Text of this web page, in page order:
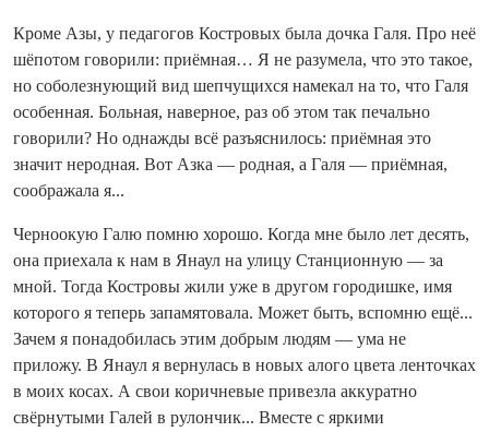
Кроме Азы, у педагогов Костровых была дочка Галя. Про неё
шёпотом говорили: приёмная… Я не разумела, что это такое,
но соболезнующий вид шепчущихся намекал на то, что Галя
особенная. Больная, наверное, раз об этом так печально
говорили? Но однажды всё разъяснилось: приёмная это
значит неродная. Вот Азка — родная, а Галя — приёмная,
соображала я...
Черноокую Галю помню хорошо. Когда мне было лет десять,
она приехала к нам в Янаул на улицу Станционную — за
мной. Тогда Костровы жили уже в другом городишке, имя
которого я теперь запамятовала. Может быть, вспомню ещё...
Зачем я понадобилась этим добрым людям — ума не
приложу. В Янаул я вернулась в новых алого цвета ленточках
в моих косах. А свои коричневые привезла аккуратно
свёрнутыми Галей в рулончик... Вместе с яркими